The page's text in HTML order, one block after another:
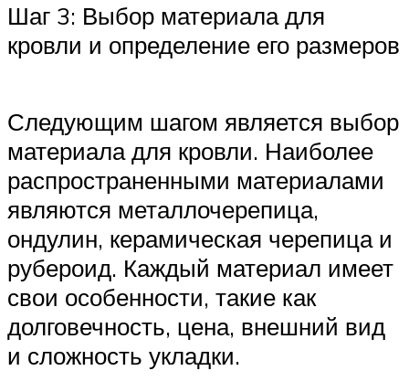
Шаг 3: Выбор материала для
кровли и определение его размеров
Следующим шагом является выбор
материала для кровли. Наиболее
распространенными материалами
являются металлочерепица,
ондулин, керамическая черепица и
рубероид. Каждый материал имеет
свои особенности, такие как
долговечность, цена, внешний вид
и сложность укладки.